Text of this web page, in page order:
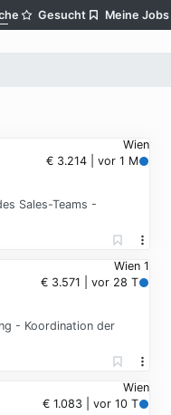
Gesucht Meine Jobs
Wien
€ 3.214 | vor 1 M
Sales-Teams -
Wien 1
€ 3.571 | vor 28 T
- Koordination der
Wien
€ 1.083 | vor 10 T